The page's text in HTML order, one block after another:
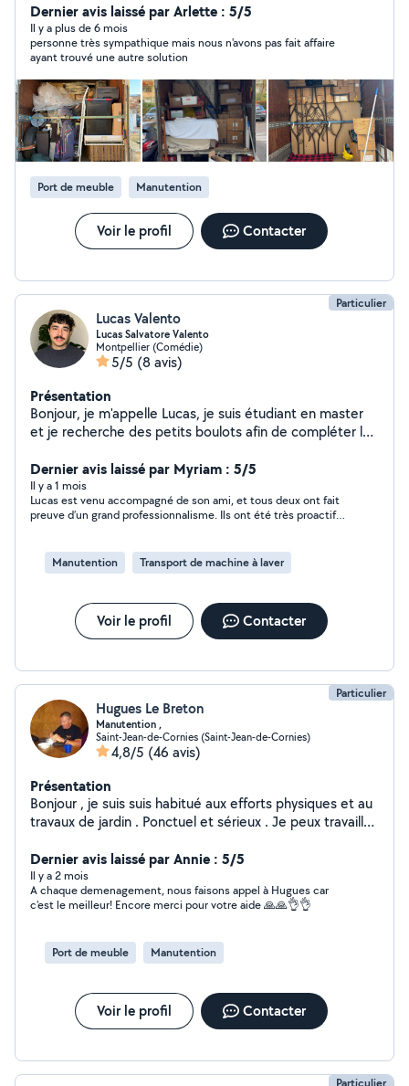
de Demenagement /aide demenagement manutention
chargement déchargement mais aussi enlèvement
d'encombrants vide maison mise en déchèterie de
mobilier déchets verts gravats N'hésitez pas à me
contacter
Dernier avis laissé par Arlette : 5/5
Il y a plus de 6 mois
personne très sympathique mais nous n'avons pas fait affaire
ayant trouvé une autre solution
Port de meuble Manutention
Voir le profil Contacter
Particulier
Lucas Valento
Lucas Salvatore Valento
Montpellier (Comédie)
5/5 (8 avis)
Présentation
Bonjour, je m'appelle Lucas, je suis étudiant en master
et je recherche des petits boulots afin de compléter les
quelles soient physiques (jardinage, ménage,
déménagement, montage de meuble) ou autres (garde
d'enfants, d'animaux). Je suis très motivé, sérieux et
honnête, le travail sera fait efficacement avec brio.
Dernier avis laissé par Myriam : 5/5
Il y a 1 mois
Lucas est venu accompagné de son ami, et tous deux ont fait
preuve d’un grand professionnalisme. Ils ont été très proactifs,
rendez-vous en avance, ce qui a été particulièrement
appréciable. Tous les deux se sont montrés très bienveillants,
manipulé avec beaucoup de soin. Vous pouvez leur faire
confiance sans hésitation. Nous sommes pleinement satisfaits
de leur prestation et n’hésiterons pas à faire de nouveau appel
Manutention Transport de machine à laver
Voir le profil Contacter
Particulier
Hugues Le Breton
Manutention ,
Saint-Jean-de-Cornies (Saint-Jean-de-Cornies)
4,8/5 (46 avis)
Présentation
Bonjour , je suis suis habitué aux efforts physiques et au
travaux de jardin . Ponctuel et sérieux . Je peux travailler
Dernier avis laissé par Annie : 5/5
Il y a 2 mois
A chaque demenagement, nous faisons appel à Hugues car
c'est le meilleur! Encore merci pour votre aide 🙏🙏👌👌
Port de meuble Manutention
Voir le profil Contacter
Particulier